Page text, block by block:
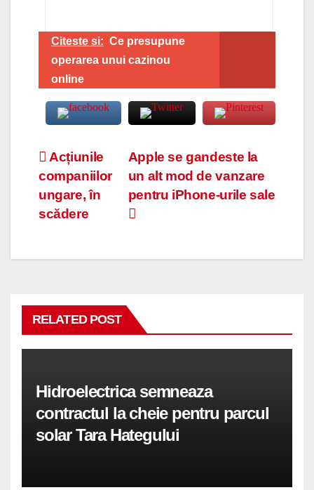
Citeste si: Ce presupune
operarea unui cazinou
online
Navigare
în
articole
Apple se gandeste la
un alt mod de vanzare
pentru iPhone-urile sale
Acțiunile
companiilor
ungare, în
scădere
RELATED POST
Hidroelectrica semneaza
contractul la cheie pentru parcul
solar Tara Hategului